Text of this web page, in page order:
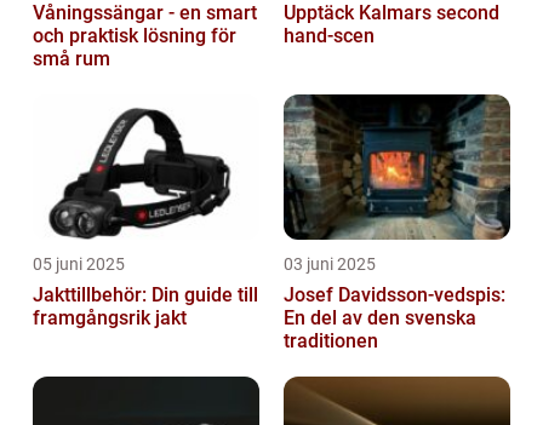
Våningssängar - en smart
och praktisk lösning för
små rum
Upptäck Kalmars second
hand-scen
05 juni 2025
Jakttillbehör: Din guide till
framgångsrik jakt
03 juni 2025
Josef Davidsson-vedspis:
En del av den svenska
traditionen